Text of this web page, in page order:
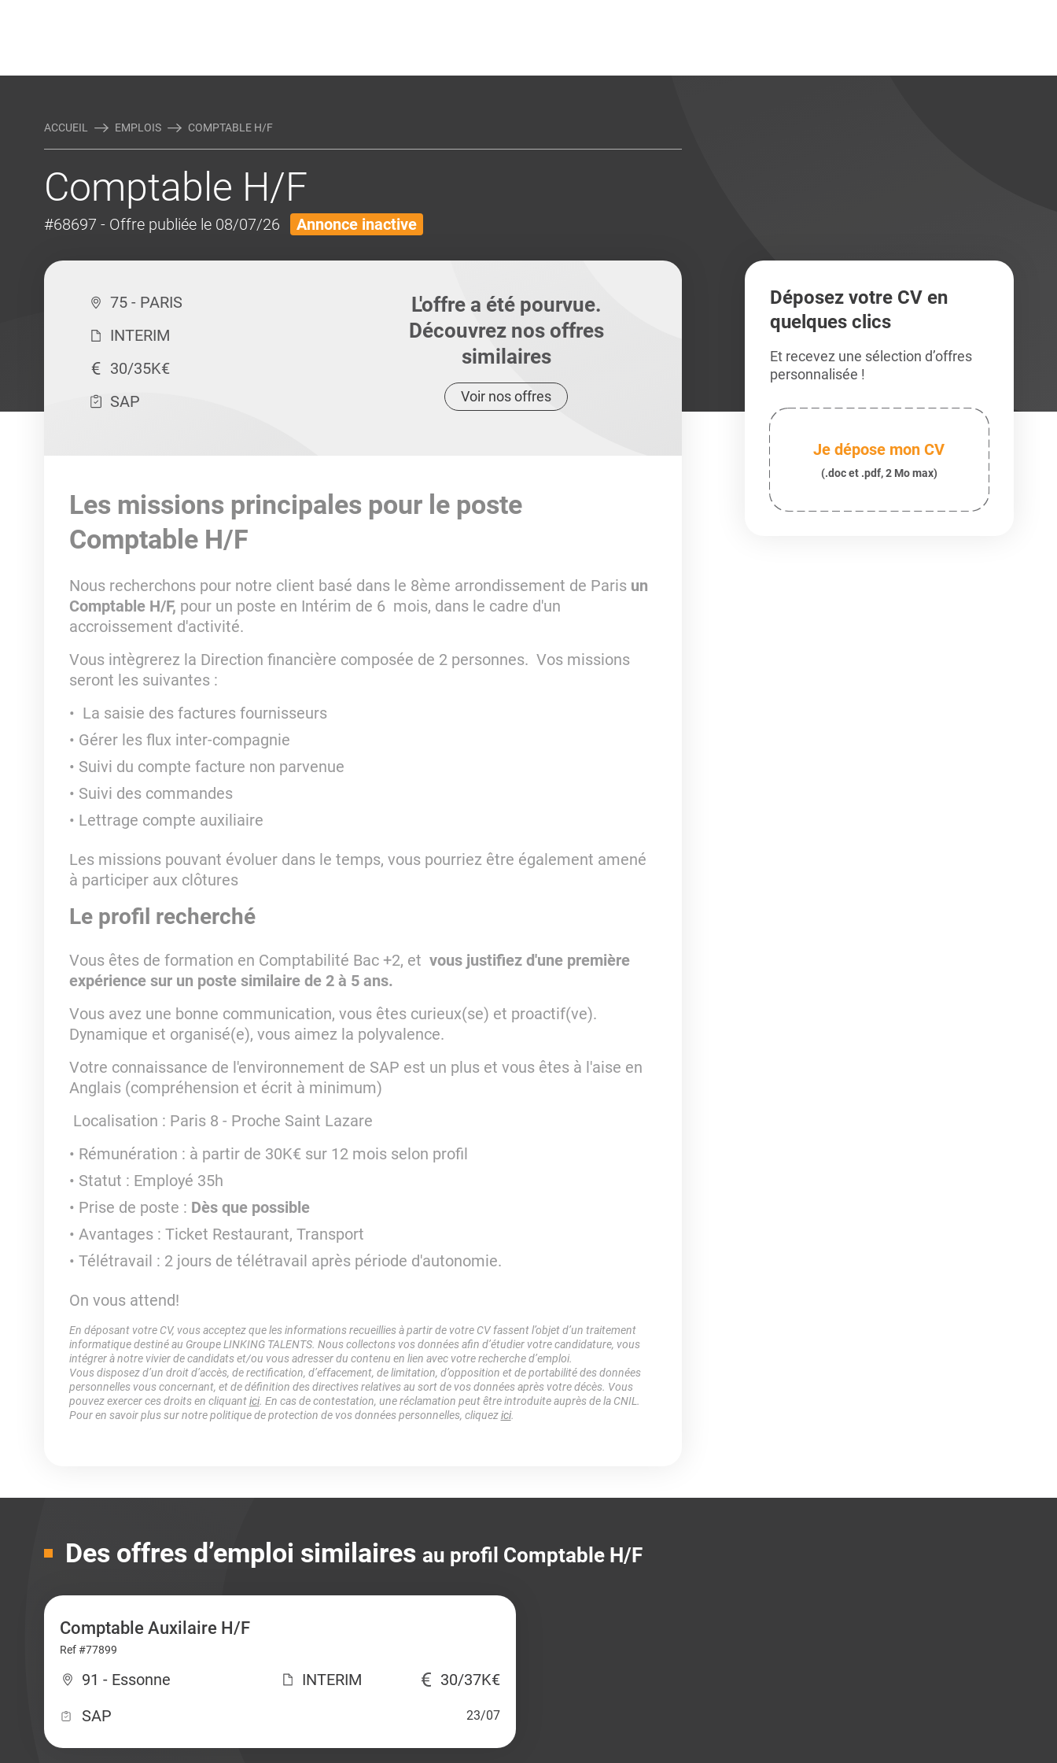
ACCUEIL EMPLOIS COMPTABLE H/F
Comptable H/F
#68697 - Offre publiée le 08/07/26 Annonce inactive
75 - PARIS
INTERIM
30/35K€
SAP
L'offre a été pourvue.
Découvrez nos offres
similaires
Voir nos offres
Les missions principales pour le poste
Comptable H/F
Nous recherchons pour notre client basé dans le 8ème arrondissement de Paris un
Comptable H/F, pour un poste en Intérim de 6 mois, dans le cadre d'un
accroissement d'activité.
Vous intègrerez la Direction financière composée de 2 personnes. Vos missions
seront les suivantes :
La saisie des factures fournisseurs
Gérer les flux inter-compagnie
Suivi du compte facture non parvenue
Suivi des commandes
Lettrage compte auxiliaire
Les missions pouvant évoluer dans le temps, vous pourriez être également amené
à participer aux clôtures
Le profil recherché
Vous êtes de formation en Comptabilité Bac +2, et vous justifiez d'une première
expérience sur un poste similaire de 2 à 5 ans.
Vous avez une bonne communication, vous êtes curieux(se) et proactif(ve).
Dynamique et organisé(e), vous aimez la polyvalence.
Votre connaissance de l'environnement de SAP est un plus et vous êtes à l'aise en
Anglais (compréhension et écrit à minimum)
Localisation : Paris 8 - Proche Saint Lazare
Rémunération : à partir de 30K€ sur 12 mois selon profil
Statut : Employé 35h
Prise de poste : Dès que possible
Avantages : Ticket Restaurant, Transport
Télétravail : 2 jours de télétravail après période d'autonomie.
On vous attend!
En déposant votre CV, vous acceptez que les informations recueillies à partir de votre CV fassent l’objet d’un traitement
informatique destiné au Groupe LINKING TALENTS. Nous collectons vos données afin d’étudier votre candidature, vous
intégrer à notre vivier de candidats et/ou vous adresser du contenu en lien avec votre recherche d’emploi.
Vous disposez d’un droit d’accès, de rectification, d’effacement, de limitation, d’opposition et de portabilité des données
personnelles vous concernant, et de définition des directives relatives au sort de vos données après votre décès. Vous
pouvez exercer ces droits en cliquantici. En cas de contestation, une réclamation peut être introduite auprès de la CNIL.
Pour en savoir plus sur notre politique de protection de vos données personnelles, cliquezici.
Déposez votre CV en
quelques clics
Et recevez une sélection d’offres
personnalisée !
Je dépose mon CV
(.doc et .pdf, 2 Mo max)
Des offres d’emploi similaires au profil Comptable H/F
Comptable Auxilaire H/F
Ref #77899
91 - Essonne INTERIM
30/37K€
SAP
23/07